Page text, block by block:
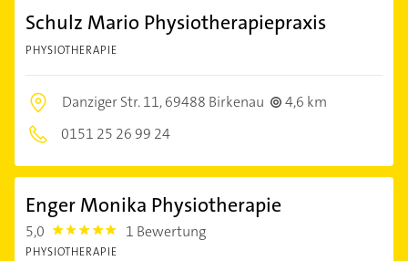
Schulz Mario Physiotherapiepraxis
PHYSIOTHERAPIE
Danziger Str. 11,69488 Birkenau
4,6 km
0151 25 26 99 24
Enger Monika Physiotherapie
5,0 5.0 1 Bewertung
PHYSIOTHERAPIE